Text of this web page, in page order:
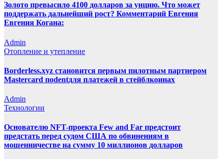
Золото превысило 4100 долларов за унцию. Что может
поддержать дальнейший рост? Комментарий Евгения
Евгения Когана:
Admin
Отопление и утепление
Borderless.xyz становится первым пилотным партнером
Mastercard поdentдля платежей в стейблкоинах
Admin
Технологии
Основателю NFT-проекта Few and Far предстоит
предстать перед судом США по обвинениям в
мошенничестве на сумму 10 миллионов долларов